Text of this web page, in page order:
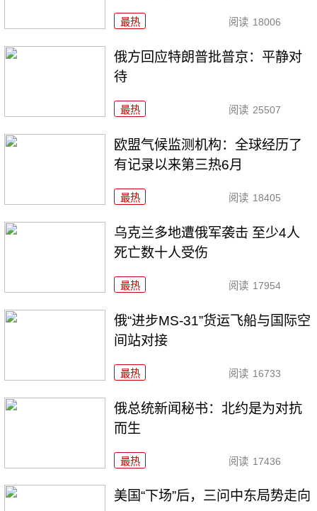
最热 阅读 18006
俄方回应特朗普批普京：平静对
待
最热 阅读 25507
欧盟气候监测机构：全球经历了
有记录以来第三热6月
最热 阅读 18405
乌克兰多地遭俄军袭击 至少4人
死亡数十人受伤
最热 阅读 17954
俄“进步MS-31”货运飞船与国际空
间站对接
最热 阅读 16733
俄总统新闻秘书：北约是为对抗
而生
最热 阅读 17436
美国“下场”后，三问中东局势走向